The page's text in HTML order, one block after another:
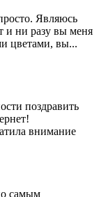
Являюсь
и ни разу вы меня
цветами, вы...
поздравить
внимание
самым